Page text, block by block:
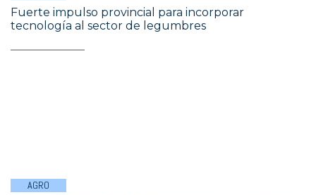
Fuerte impulso provincial para incorporar
tecnología al sector de legumbres
AGRO